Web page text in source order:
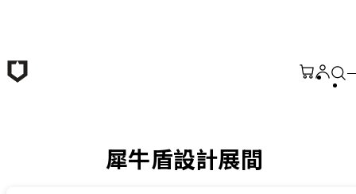
犀牛盾設計展間